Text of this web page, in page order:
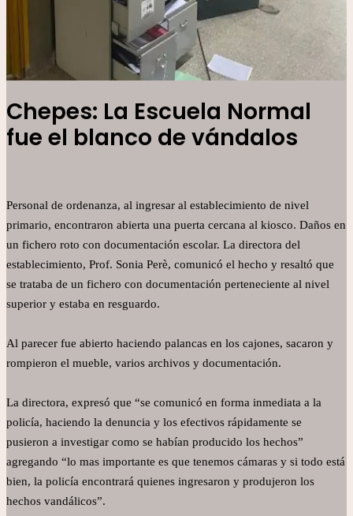
Chepes: La Escuela Normal
fue el blanco de vándalos
Personal de ordenanza, al ingresar al establecimiento de nivel
primario, encontraron abierta una puerta cercana al kiosco. Daños en
un fichero roto con documentación escolar. La directora del
establecimiento, Prof. Sonia Perè, comunicó el hecho y resaltó que
se trataba de un fichero con documentación perteneciente al nivel
superior y estaba en resguardo.
Al parecer fue abierto haciendo palancas en los cajones, sacaron y
rompieron el mueble, varios archivos y documentación.
La directora, expresó que “se comunicó en forma inmediata a la
policía, haciendo la denuncia y los efectivos rápidamente se
pusieron a investigar como se habían producido los hechos”
agregando “lo mas importante es que tenemos cámaras y si todo está
bien, la policía encontrará quienes ingresaron y produjeron los
hechos vandálicos”.